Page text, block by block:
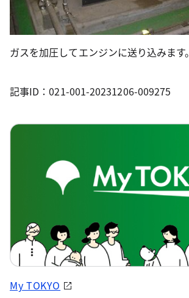
ガスを加圧してエンジンに送り込みます。
記事ID：021-001-20231206-009275
My TOKYO